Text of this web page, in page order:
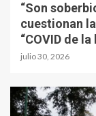
“Son
cuestionan
“COVID de la
julio 30, 2026